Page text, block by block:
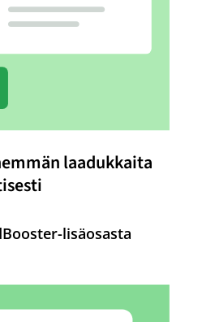
laadukkaita
lisäosasta